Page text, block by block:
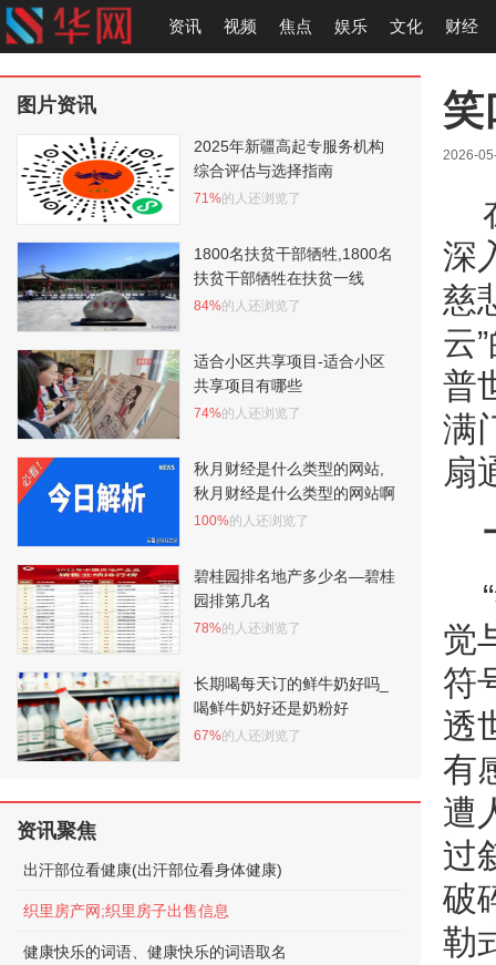
资讯 视频 焦点 娱乐 文化 财经
笑
2026-
深
慈
云
普
满
扇
觉
符
透
有
遭
过
破
勒
图片资讯
2025年新疆高起专服务机构
综合评估与选择指南
71%的人还浏览了
1800名扶贫干部牺牲,1800名
扶贫干部牺牲在扶贫一线
84%的人还浏览了
适合小区共享项目-适合小区
共享项目有哪些
74%的人还浏览了
秋月财经是什么类型的网站,
秋月财经是什么类型的网站啊
100%的人还浏览了
碧桂园排名地产多少名—碧桂
园排第几名
78%的人还浏览了
长期喝每天订的鲜牛奶好吗_
喝鲜牛奶好还是奶粉好
67%的人还浏览了
资讯聚焦
出汗部位看健康(出汗部位看身体健康)
织里房产网;织里房子出售信息
健康快乐的词语、健康快乐的词语取名